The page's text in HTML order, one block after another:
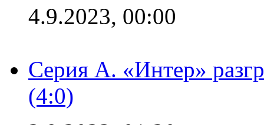
4.9.2023, 00:00
Серия А. «Интер»
(4:0)